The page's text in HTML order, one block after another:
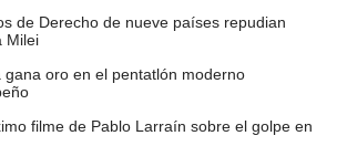
de Derecho de nueve países repudian
Milei
gana oro en el pentatlón moderno
filme de Pablo Larraín sobre el golpe en